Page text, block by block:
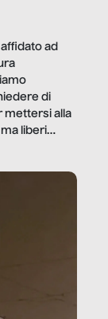
ad
di
mettersi alla
liberi